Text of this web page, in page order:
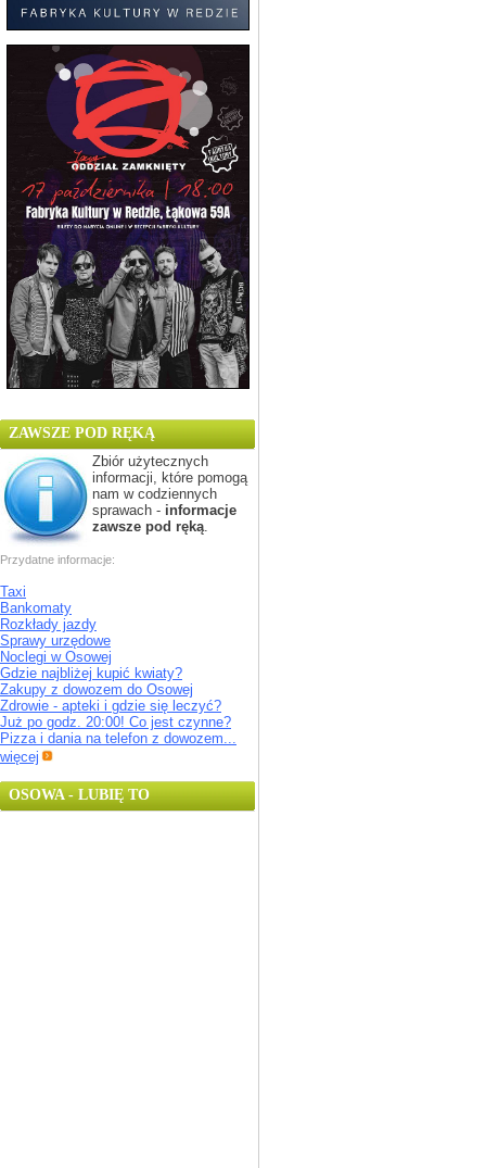
ZAWSZE POD RĘKĄ
Zbiór użytecznych
informacji, które pomogą
nam w codziennych
sprawach - informacje
zawsze pod ręką.
Przydatne informacje:
Taxi
Bankomaty
Rozkłady jazdy
Sprawy urzędowe
Noclegi w Osowej
Gdzie najbliżej kupić kwiaty?
Zakupy z dowozem do Osowej
Zdrowie - apteki i gdzie się leczyć?
Już po godz. 20:00! Co jest czynne?
Pizza i dania na telefon z dowozem...
więcej
OSOWA - LUBIĘ TO